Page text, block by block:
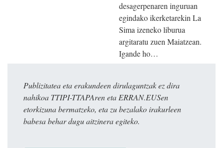
desagerpenaren inguruan
egindako ikerketarekin La
Sima izeneko liburua
argitaratu zuen Maiatzean.
Igande ho…
Publizitatea eta erakundeen dirulaguntzak ez dira
nahikoa TTIPI-TTAPAren eta ERRAN.EUSen
etorkizuna bermatzeko, eta zu bezalako irakurleen
babesa behar dugu aitzinera egiteko.